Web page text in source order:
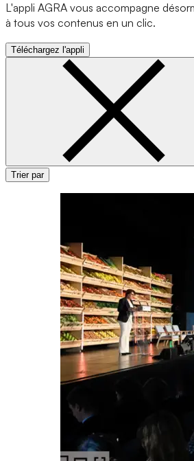
L'appli AGRA vous accompagne
à tous vos contenus en un clic.
Téléchargez l'appli
Trier par